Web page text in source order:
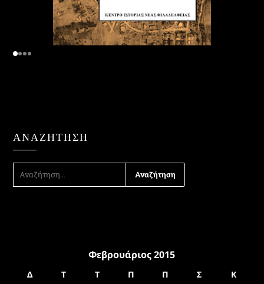
ΑΝΑΖΉΤΗΣΗ
ΑΝΑΖΉΤΗΣΗ
ΓΙΑ:
Φεβρουάριος 2015
Δ Τ Τ Π Π Σ
Κ